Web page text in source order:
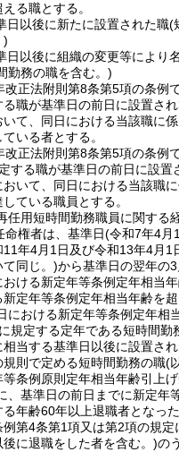
る職とする。
日以後に新たに設置された職(
)
日以後に組織の変更等により
勤務の職を含む。)
改正法附則第8条第5項の条例
る職が基準日の前日に設置さ
いて、同日における当該職に
いる者とする。
改正法附則第8条第5項の条例
する職が基準日の前日に設置
おいて、同日における当該職
ている職員とする。
任用短時間勤務職員に関する
命権者は、基準日(令和7年4月
11年4月1日及び令和13年4月1
て同じ。)から基準日の翌年の3
おける新定年等条例定年相当
新定年等条例定年相当年齢を
における新定年等条例定年相
規定する定年である短時間勤
相当する基準日以後に設置さ
規則で定める短時間勤務の職(
等条例原則定年相当年齢引上
、基準日の前日までに新定年
る年齢60年以上退職者となっ
例第4条第1項又は第2項の規定
後に退職をした者を含む。)の